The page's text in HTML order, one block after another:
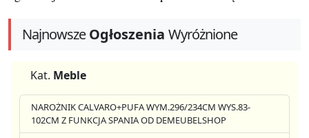
NajnowszeOgłoszenia Wyróżnione
Kat. Meble
NAROŻNIK CALVARO+PUFA WYM.296/234CM WYS.83-
102CM Z FUNKCJA SPANIA OD DEMEUBELSHOP